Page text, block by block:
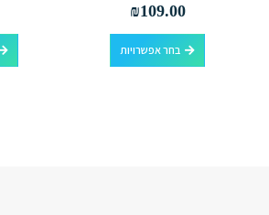
₪109.00
בחר אפשרויות
למוצר זה יש מספר סוגים. ניתן לבחור את האפשרויות בעמוד המוצר